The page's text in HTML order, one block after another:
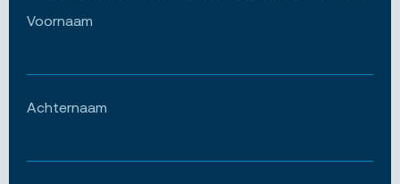
Voornaam
Achternaam